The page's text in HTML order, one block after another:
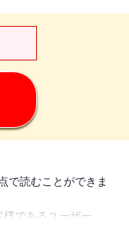
で読むことができま
であるユーザー
てきました。そんな